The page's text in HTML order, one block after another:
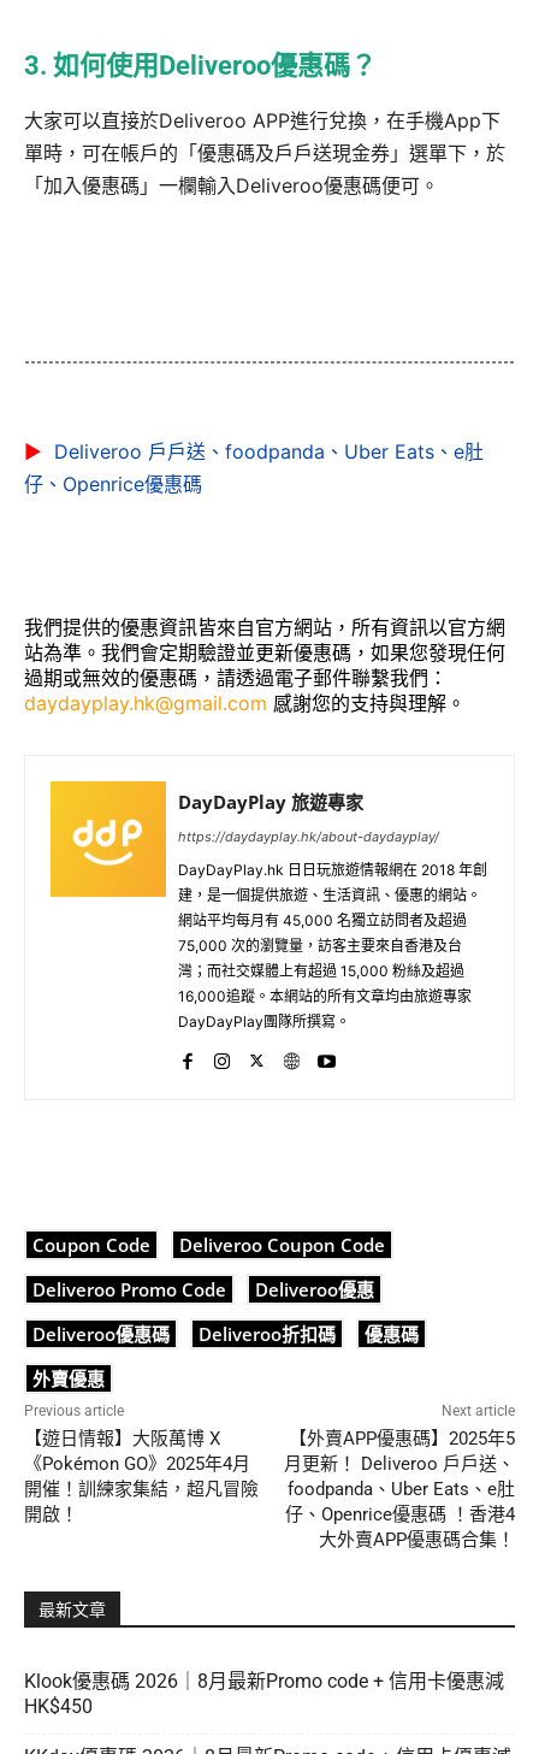
3. 如何使用Deliveroo優惠碼？
大家可以直接於Deliveroo APP進行兌換，在手機App下
單時，可在帳戶的「優惠碼及戶戶送現金券」選單下，於
「加入優惠碼」一欄輸入Deliveroo優惠碼便可。
▶ Deliveroo 戶戶送、foodpanda、Uber Eats、e肚
仔、Openrice優惠碼
我們提供的優惠資訊皆來自官方網站，所有資訊以官方網
站為準。我們會定期驗證並更新優惠碼，如果您發現任何
過期或無效的優惠碼，請透過電子郵件聯繫我們：
daydayplay.hk@gmail.com 感謝您的支持與理解。
DayDayPlay 旅遊專家
https://daydayplay.hk/about-daydayplay/
DayDayPlay.hk 日日玩旅遊情報網在 2018 年創
建，是一個提供旅遊、生活資訊、優惠的網站。
網站平均每月有 45,000 名獨立訪問者及超過
75,000 次的瀏覽量，訪客主要來自香港及台
灣；而社交媒體上有超過 15,000 粉絲及超過
16,000追蹤。本網站的所有文章均由旅遊專家
DayDayPlay團隊所撰寫。
Coupon Code
Deliveroo Coupon Code
Deliveroo Promo Code
Deliveroo優惠
Deliveroo優惠碼
Deliveroo折扣碼
優惠碼
外賣優惠
Previous article
【遊日情報】大阪萬博 X
《Pokémon GO》2025年4月
開催！訓練家集結，超凡冒險
開啟！
Next article
【外賣APP優惠碼】2025年5
月更新！ Deliveroo 戶戶送、
foodpanda、Uber Eats、e肚
仔、Openrice優惠碼 ！香港4
大外賣APP優惠碼合集！
最新文章
Klook優惠碼 2026｜8月最新Promo code + 信用卡優惠減
HK$450